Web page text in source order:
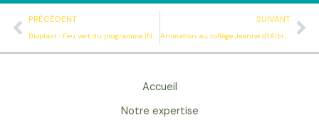
Précédent
PRÉCÉDENT
Bioplast : Feu vert du programme INTERREG POCTEFA
SUIVANT
Animation au collège Jeanne d\’Albret de Pau sur le compostage domestique
Accueil
Notre expertise